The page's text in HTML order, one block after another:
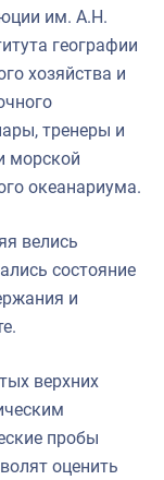
им. А.Н.
географии
хозяйства и
тренеры и
морской
океанариума.
велись
состояние
и
верхних
пробы
оценить